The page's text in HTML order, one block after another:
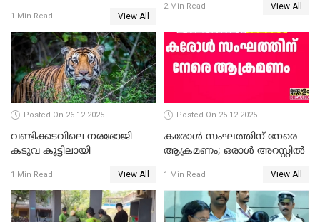
ഹൈക്കോടതിയിലേക്ക്;
സത്യപ്രതിജ്ഞ ചടങ്ങില്‍
ചട്ടലംഘനമെന്ന് പാർട്ടി
1 Min Read View All
2 Min Read View All
Posted On 26-12-2025
വണ്ടിക്കടവിലെ നരഭോജി
കടുവ കൂട്ടിലായി
1 Min Read View All
Posted On 25-12-2025
കരോള്‍ സംഘത്തിന് നേരെ
ആക്രമണം; ഒരാള്‍ അറസ്റ്റില്‍
1 Min Read View All